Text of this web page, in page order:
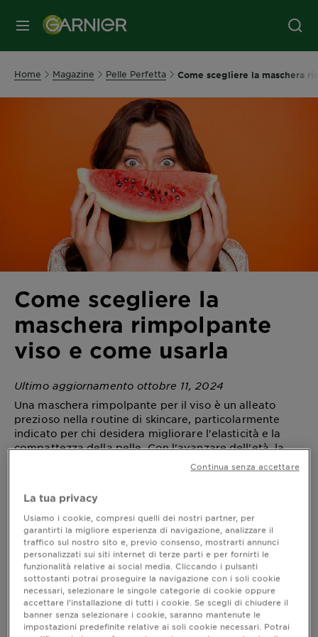
MENU
Home Magazine Pelle Perfetta Come scegliere la maschera
Come scegliere la
maschera rimpolpante
viso e come usarla
Ultimo aggiornamento ottobre 11, 2024
Una maschera rimpolpante per il viso è un alleato
prezioso nella routine di skincare, particolarmente
indicato per chi desidera migliorare l'elasticità e la
compattezza della pelle. Con l'avanzare dell'età, la
produzione di collagene e acido ialuronico diminuisce,
portando a una pelle meno soda e più incline alla
maschera rimpolpante adatta e sapere come
utilizzarla al meglio può fare una grande differenza,
regalando al viso un aspetto più fresco.
Maschera viso rimpolpante: quando
usarla
La pelle disidratata si riconosce a prima vista
La tua privacy
Usiamo i cookie, compresi quelli dei nostri partner, per
garantirti la migliore esperienza di navigazione, analizzare il
traffico sul nostro sito e, previo consenso, mostrarti annunci
personalizzati sui siti internet di terze parti e per fornirti le
funzionalità relative ai social media. Cliccando i pulsanti
sottostanti potrai proseguire la navigazione con i soli cookie
necessari, selezionare le singole categorie di cookie oppure
accettare l’installazione di tutti i cookie. Se scegli di chiudere il
banner senza selezionare i cookie, saranno mantenute le
impostazioni predefinite relative ai soli cookie necessari. Potrai
Continua senza accettare